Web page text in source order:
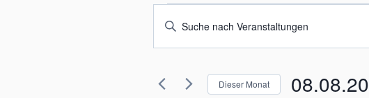
Veranstaltungen
Veranstaltungen
Suche
und
Bitte
Suche
Dieser Monat